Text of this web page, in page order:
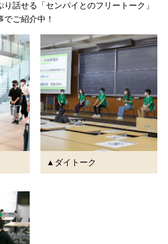
話せる「センパイとのフリートーク」
でご紹介中！
▲ダイトーク